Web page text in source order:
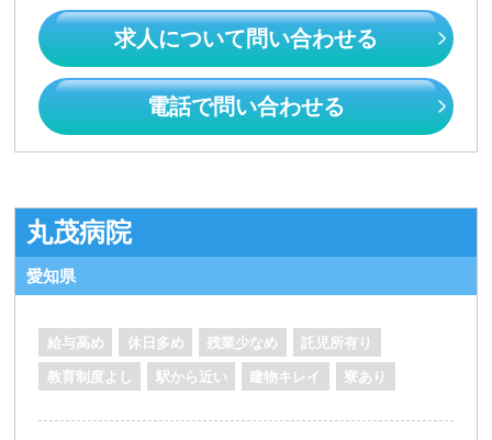
求人について問い合わせる
電話で問い合わせる
丸茂病院
愛知県
給与高め 休日多め 残業少なめ 託児所有り
教育制度よし 駅から近い 建物キレイ 寮あり